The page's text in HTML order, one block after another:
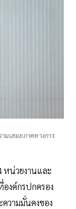
มเสมอภาคทางการ
หน่วยงานและ
งค์กรปกครอง
วามมั่นคงของ